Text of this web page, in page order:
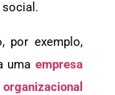
social.
por exemplo,
uma empresa